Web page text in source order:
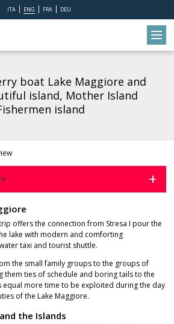
ITA ENG FRA DEU
boat Lake Maggiore and
island, Mother Island
island
offers the connection from Stresa I pour the
lake with modern and comforting
taxi and tourist shuttle.
the small family groups to the groups of
them ties of schedule and boring tails to the
equal more time to be exploited during the day
of the Lake Maggiore.
the Islands